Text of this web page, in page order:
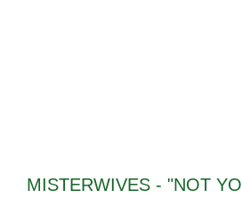
MISTERWIVES - "NOT